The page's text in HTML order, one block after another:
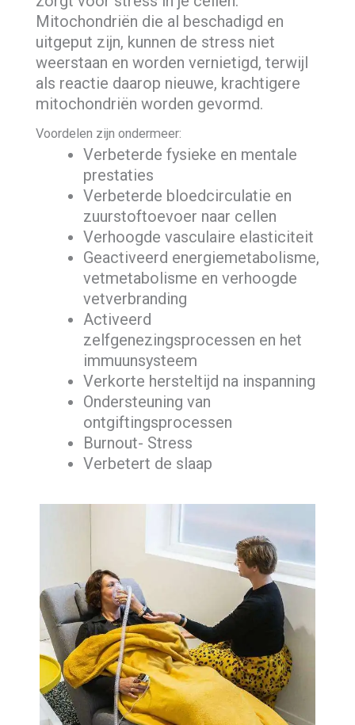
Mitochondriën die al beschadigd en
uitgeput zijn, kunnen de stress niet
weerstaan en worden vernietigd, terwijl
als reactie daarop nieuwe, krachtigere
mitochondriën worden gevormd.
Voordelen zijn ondermeer:
Verbeterde fysieke en mentale
prestaties
Verbeterde bloedcirculatie en
zuurstoftoevoer naar cellen
Verhoogde vasculaire elasticiteit
Geactiveerd energiemetabolisme,
vetmetabolisme en verhoogde
vetverbranding
Activeerd
zelfgenezingsprocessen en het
immuunsysteem
Verkorte hersteltijd na inspanning
Ondersteuning van
ontgiftingsprocessen
Burnout- Stress
Verbetert de slaap